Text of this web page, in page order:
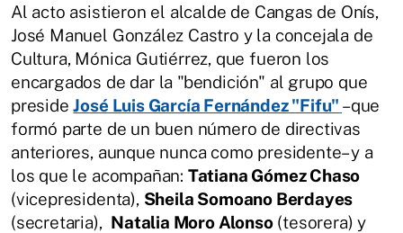
Al acto asistieron el alcalde de Cangas de Onís,
José Manuel González Castro y la concejala de
Cultura, Mónica Gutiérrez, que fueron los
encargados de dar la "bendición" al grupo que
presideJosé Luis García Fernández "Fifu" –que
formó parte de un buen número de directivas
anteriores, aunque nunca como presidente– y a
los que le acompañan: Tatiana Gómez Chaso
(vicepresidenta), Sheila Somoano Berdayes
(secretaria), Natalia Moro Alonso(tesorera) y